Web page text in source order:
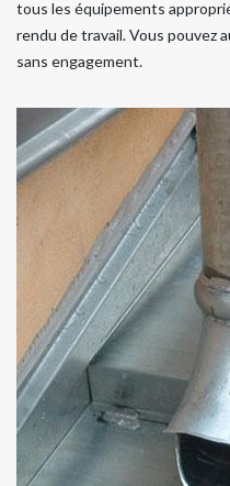
tous les équipements
rendu de travail. Vous pouvez
sans engagement.